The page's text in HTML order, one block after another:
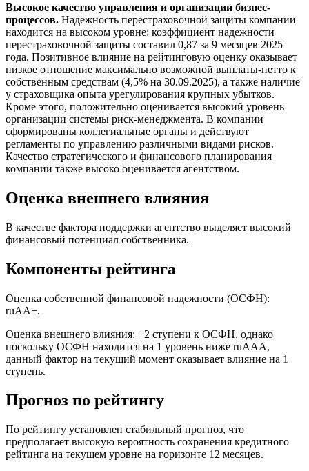
Высокое качество управления и организации бизнес-
процессов. Надежность перестраховочной защиты компании
находится на высоком уровне: коэффициент надежности
перестраховочной защиты составил 0,87 за 9 месяцев 2025
года. Позитивное влияние на рейтинговую оценку оказывает
низкое отношение максимально возможной выплаты-нетто к
собственным средствам (4,5% на 30.09.2025), а также наличие
у страховщика опыта урегулирования крупных убытков.
Кроме этого, положительно оценивается высокий уровень
организации системы риск-менеджмента. В компании
сформированы коллегиальные органы и действуют
регламенты по управлению различными видами рисков.
Качество стратегического и финансового планирования
компании также высоко оценивается агентством.
Оценка внешнего влияния
В качестве фактора поддержки агентство выделяет высокий
финансовый потенциал собственника.
Компоненты рейтинга
Оценка собственной финансовой надежности (ОСФН):
ruAA+.
Оценка внешнего влияния: +2 ступени к ОСФН, однако
поскольку ОСФН находится на 1 уровень ниже ruAAA,
данный фактор на текущий момент оказывает влияние на 1
ступень.
Прогноз по рейтингу
По рейтингу установлен стабильный прогноз, что
предполагает высокую вероятность сохранения кредитного
рейтинга на текущем уровне на горизонте 12 месяцев.